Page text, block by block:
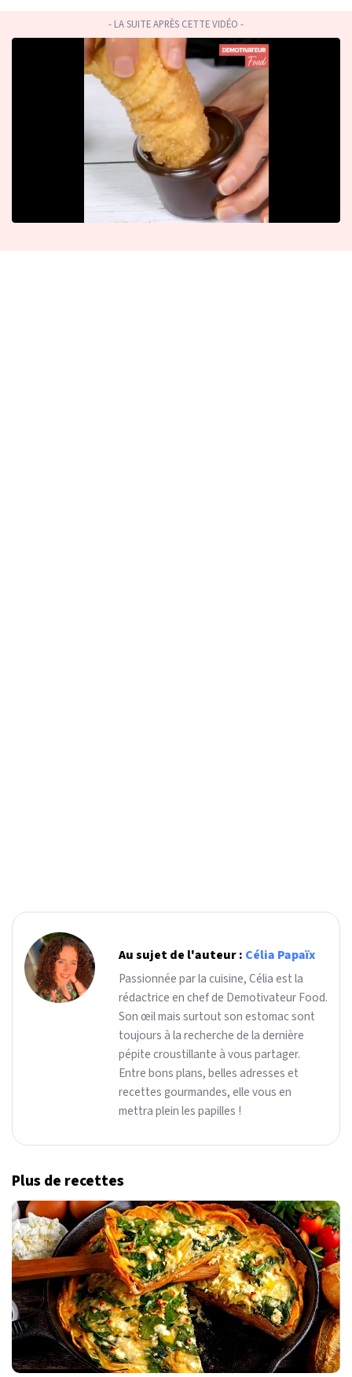
- LA SUITE APRÈS CETTE VIDÉO -
Au sujet de l'auteur : Célia Papaïx
Passionnée par la cuisine, Célia est la
rédactrice en chef de Demotivateur Food.
Son œil mais surtout son estomac sont
toujours à la recherche de la dernière
pépite croustillante à vous partager.
Entre bons plans, belles adresses et
recettes gourmandes, elle vous en
mettra plein les papilles !
Plus de recettes